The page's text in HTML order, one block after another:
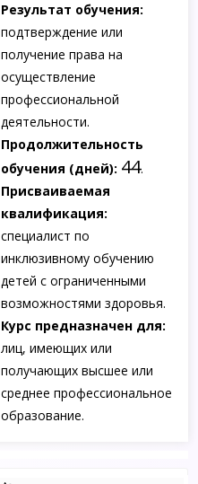
Результат обучения:
подтверждение или
получение права на
осуществление
профессиональной
деятельности.
Продолжительность
обучения (дней): 44.
Присваиваемая
квалификация:
специалист по
инклюзивному обучению
детей с ограниченными
возможностями здоровья.
Курс предназначен для:
лиц, имеющих или
получающих высшее или
среднее профессиональное
образование.